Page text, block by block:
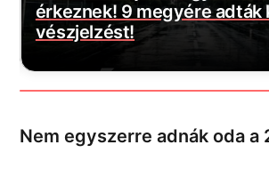
Magyar Péter
várt jó hírt! Végre
Nem egyszerre adnák oda a